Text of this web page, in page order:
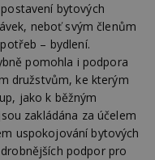
bytových
neboť svým členům
– bydlení.
pomohla i podpora
družstvům, ke kterým
jako k běžným
zakládána za účelem
uspokojování bytových
podpor pro